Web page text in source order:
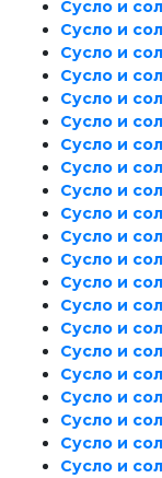
Сусло и
Сусло и
Сусло и
Сусло и
Сусло и
Сусло и
Сусло и
Сусло и
Сусло и
Сусло и
Сусло и
Сусло и
Сусло и
Сусло и
Сусло и
Сусло и
Сусло и
Сусло и
Сусло и
Сусло и
Сусло и